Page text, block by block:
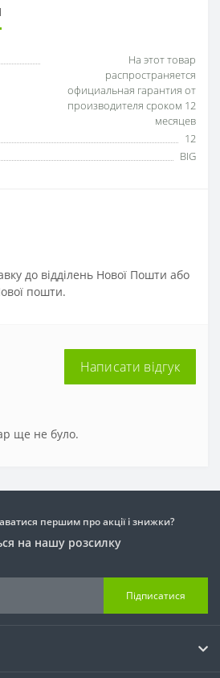
На этот товар
распространяется
официальная гарантия от
производителя сроком 12
месяцев
12
BIG
до відділень Нової Пошти або
пошти.
Написати відгук
ще не було.
першим про акції і знижки?
на нашу розсилку
Підписатися